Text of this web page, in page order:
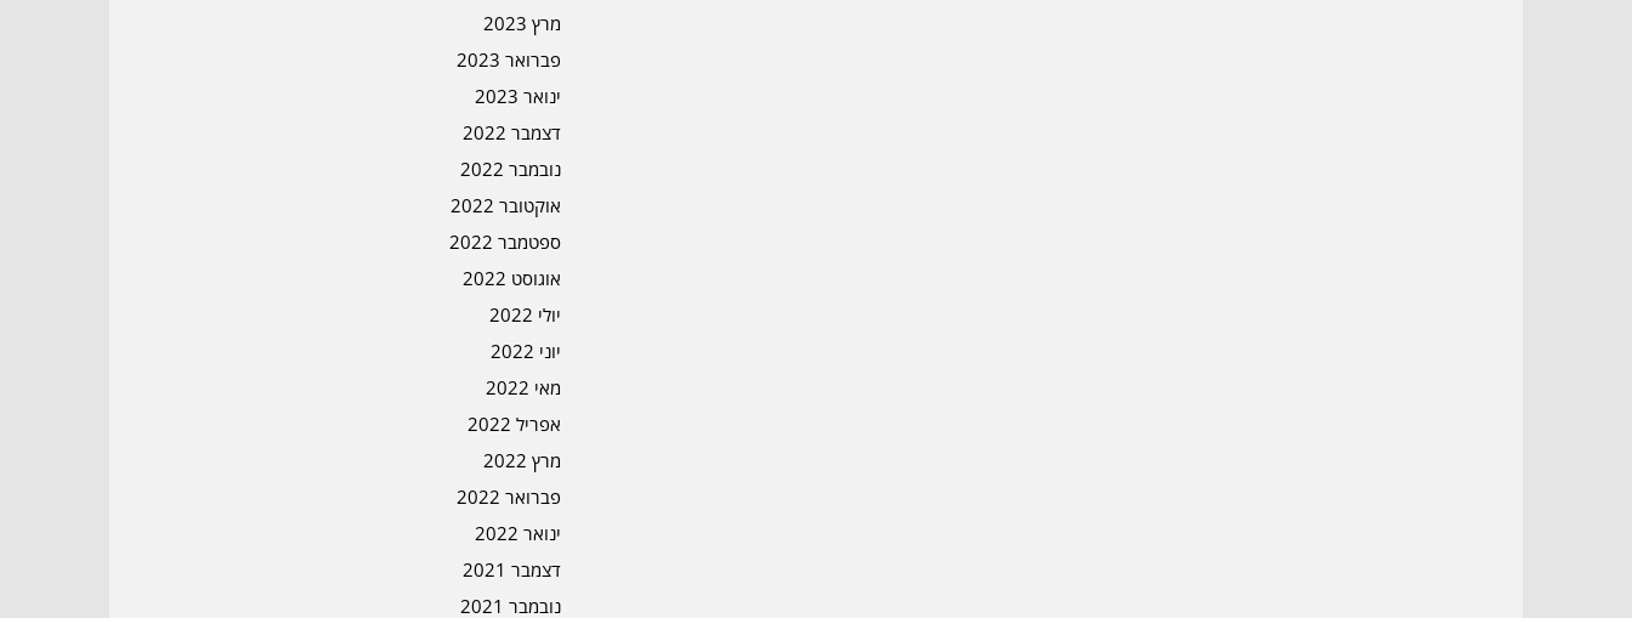
מרץ 2023
פברואר 2023
ינואר 2023
דצמבר 2022
נובמבר 2022
אוקטובר 2022
ספטמבר 2022
אוגוסט 2022
יולי 2022
יוני 2022
מאי 2022
אפריל 2022
מרץ 2022
פברואר 2022
ינואר 2022
דצמבר 2021
נובמבר 2021